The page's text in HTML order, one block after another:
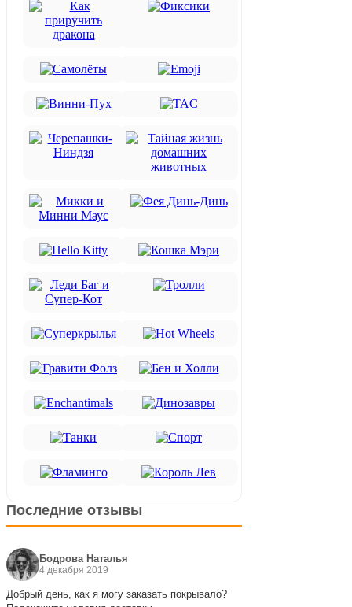
Последние отзывы
Бодрова Наталья
4 декабря 2019
Добрый день, как я могу заказать покрывало?